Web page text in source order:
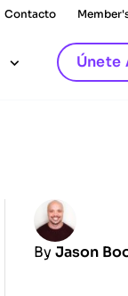
Contacto
Únete
By Jason